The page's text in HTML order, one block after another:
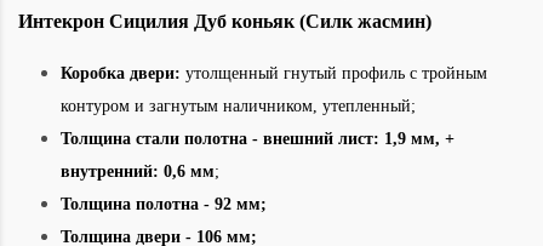
Интекрон Сицилия Дуб коньяк (Силк жасмин)
Коробка двери: утолщенный гнутый профиль с тройным
контуром и загнутым наличником, утепленный;
Толщина стали полотна - внешний лист: 1,9 мм, +
внутренний: 0,6 мм;
Толщина полотна - 92 мм;
Толщина двери - 106 мм;